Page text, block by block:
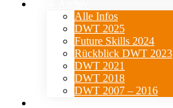
Alle Infos
DWT 2025
Future Skills 2024
Rückblick DWT 2023
DWT 2021
DWT 2018
DWT 2007 – 2016